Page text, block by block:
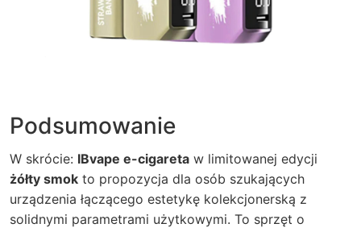
Podsumowanie
W skrócie: IBvape e-cigareta w limitowanej edycji
żółty smok to propozycja dla osób szukających
urządzenia łączącego estetykę kolekcjonerską z
solidnymi parametrami użytkowymi. To sprzęt o